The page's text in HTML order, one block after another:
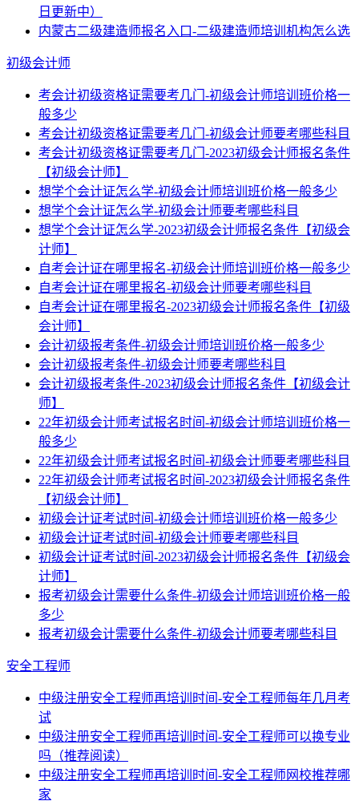
日更新中）
内蒙古二级建造师报名入口-二级建造师培训机构怎么选
初级会计师
考会计初级资格证需要考几门-初级会计师培训班价格一
般多少
考会计初级资格证需要考几门-初级会计师要考哪些科目
考会计初级资格证需要考几门-2023初级会计师报名条件
【初级会计师】
想学个会计证怎么学-初级会计师培训班价格一般多少
想学个会计证怎么学-初级会计师要考哪些科目
想学个会计证怎么学-2023初级会计师报名条件【初级会
计师】
自考会计证在哪里报名-初级会计师培训班价格一般多少
自考会计证在哪里报名-初级会计师要考哪些科目
自考会计证在哪里报名-2023初级会计师报名条件【初级
会计师】
会计初级报考条件-初级会计师培训班价格一般多少
会计初级报考条件-初级会计师要考哪些科目
会计初级报考条件-2023初级会计师报名条件【初级会计
师】
22年初级会计师考试报名时间-初级会计师培训班价格一
般多少
22年初级会计师考试报名时间-初级会计师要考哪些科目
22年初级会计师考试报名时间-2023初级会计师报名条件
【初级会计师】
初级会计证考试时间-初级会计师培训班价格一般多少
初级会计证考试时间-初级会计师要考哪些科目
初级会计证考试时间-2023初级会计师报名条件【初级会
计师】
报考初级会计需要什么条件-初级会计师培训班价格一般
多少
报考初级会计需要什么条件-初级会计师要考哪些科目
安全工程师
中级注册安全工程师再培训时间-安全工程师每年几月考
试
中级注册安全工程师再培训时间-安全工程师可以换专业
吗（推荐阅读）
中级注册安全工程师再培训时间-安全工程师网校推荐哪
家